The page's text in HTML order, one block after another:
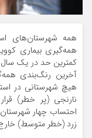
همه شهرستان‌های
کمترین حد در یک
هیچ شهرستانی در
نارنجی (پر خطر)
احتساب چهار
زرد (خطر متوسط)